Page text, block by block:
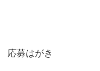
応募はがき